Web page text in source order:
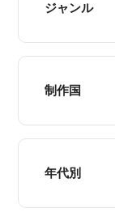
ジャンル
制作国
年代別